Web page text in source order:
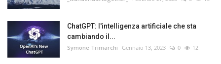
ChatGPT: l'intelligenza artificiale che sta
cambiando il...
Symone Trimarchi Gennaio 13, 2023 0 12